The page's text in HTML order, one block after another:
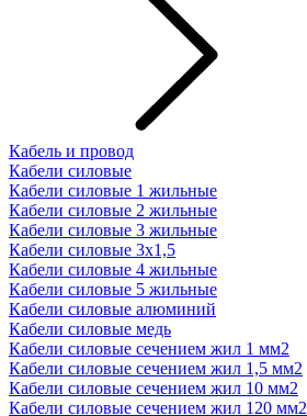
Кабель и провод
Кабели силовые
Кабели силовые 1 жильные
Кабели силовые 2 жильные
Кабели силовые 3 жильные
Кабели силовые 3х1,5
Кабели силовые 4 жильные
Кабели силовые 5 жильные
Кабели силовые алюминий
Кабели силовые медь
Кабели силовые сечением жил 1 мм2
Кабели силовые сечением жил 1,5 мм2
Кабели силовые сечением жил 10 мм2
Кабели силовые сечением жил 120 мм2